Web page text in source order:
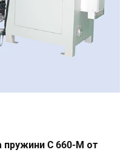
пружини C 660-M от